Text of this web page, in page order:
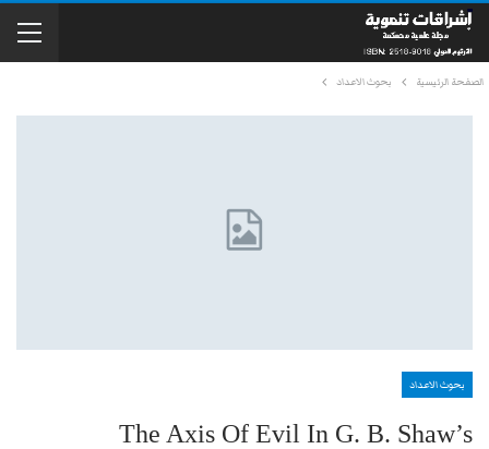
الصفحة الرئيسية بحوث الاعداد
بحوث الاعداد
The Axis Of Evil In G. B. Shaw’s